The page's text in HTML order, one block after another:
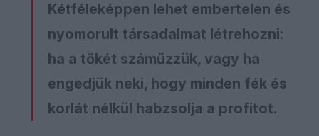
Kétféleképpen lehet embertelen és
nyomorult társadalmat létrehozni:
ha a tőkét száműzzük, vagy ha
engedjük neki, hogy minden fék és
korlát nélkül habzsolja a profitot.